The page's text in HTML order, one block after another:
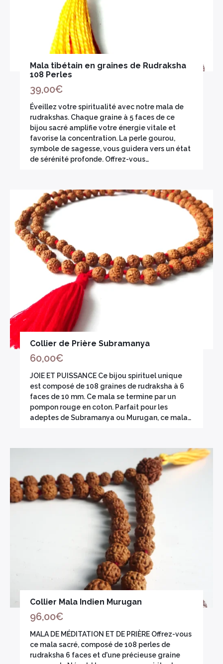
Mala tibétain en graines de Rudraksha
108 Perles
39,00€
Éveillez votre spiritualité avec notre mala de
rudrakshas. Chaque graine à 5 faces de ce
bijou sacré amplifie votre énergie vitale et
favorise la concentration. La perle gourou,
symbole de sagesse, vous guidera vers un état
de sérénité profonde. Offrez-vous…
Collier de Prière Subramanya
60,00€
JOIE ET PUISSANCE Ce bijou spirituel unique
est composé de 108 graines de rudraksha à 6
faces de 10 mm. Ce mala se termine par un
pompon rouge en coton. Parfait pour les
adeptes de Subramanya ou Murugan, ce mala…
Collier Mala Indien Murugan
96,00€
MALA DE MÉDITATION ET DE PRIÈRE Offrez-vous
ce mala sacré, composé de 108 perles de
rudraksha 6 faces et d'une précieuse graine